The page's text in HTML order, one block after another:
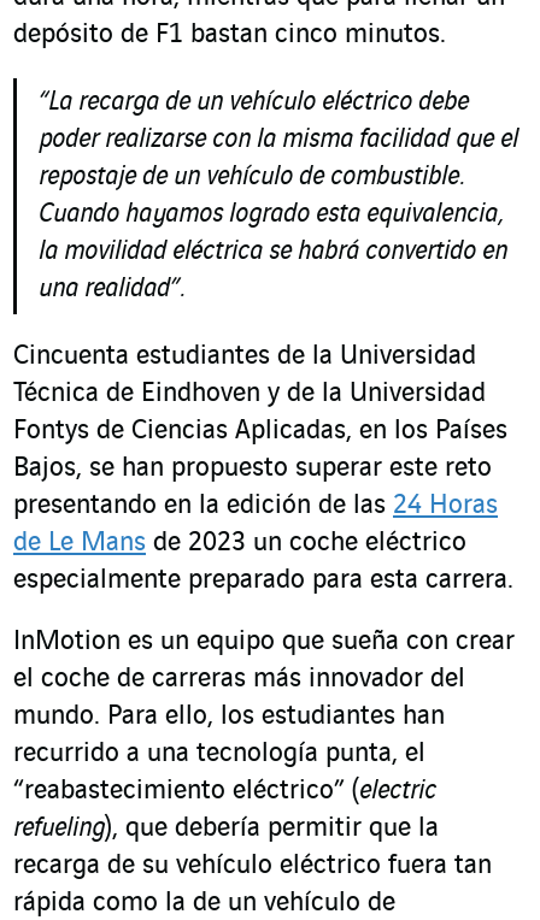
depósito de F1 bastan cinco minutos.
“La recarga de un vehículo eléctrico debe
poder realizarse con la misma facilidad que el
repostaje de un vehículo de combustible.
Cuando hayamos logrado esta equivalencia,
la movilidad eléctrica se habrá convertido en
una realidad”.
Cincuenta estudiantes de la Universidad
Técnica de Eindhoven y de la Universidad
Fontys de Ciencias Aplicadas, en los Países
Bajos, se han propuesto superar este reto
presentando en la edición de las 24 Horas
de Le Mans de 2023 un coche eléctrico
especialmente preparado para esta carrera.
InMotion es un equipo que sueña con crear
el coche de carreras más innovador del
mundo. Para ello, los estudiantes han
recurrido a una tecnología punta, el
“reabastecimiento eléctrico” (electric
refueling), que debería permitir que la
recarga de su vehículo eléctrico fuera tan
rápida como la de un vehículo de